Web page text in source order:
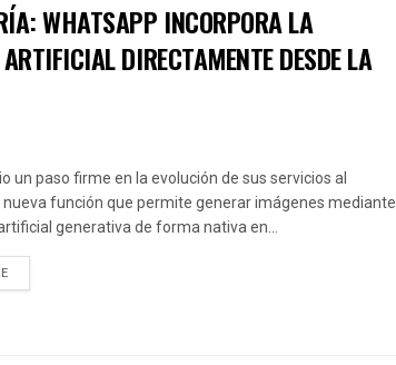
WHATSAPP INCORPORA LA
DIRECTAMENTE DESDE LA
un paso firme en la evolución de sus servicios al
nueva función que permite generar imágenes mediante
generativa de forma nativa en...